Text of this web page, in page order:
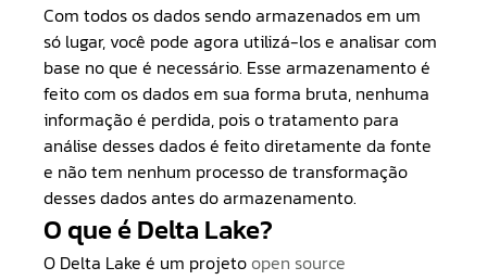
Com todos os dados sendo armazenados em um
só lugar, você pode agora utilizá-los e analisar com
base no que é necessário. Esse armazenamento é
feito com os dados em sua forma bruta, nenhuma
informação é perdida, pois o tratamento para
análise desses dados é feito diretamente da fonte
e não tem nenhum processo de transformação
desses dados antes do armazenamento.
O que é Delta Lake?
O Delta Lake é um projeto open source